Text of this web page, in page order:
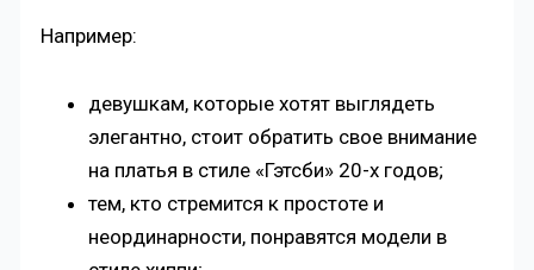
Например:
девушкам, которые хотят выглядеть
элегантно, стоит обратить свое внимание
на платья в стиле «Гэтсби» 20-х годов;
тем, кто стремится к простоте и
неординарности, понравятся модели в